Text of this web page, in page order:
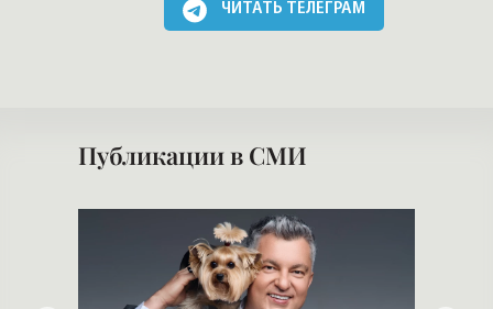
ЧИТАТЬ ТЕЛЕГРАМ
Публикации в СМИ